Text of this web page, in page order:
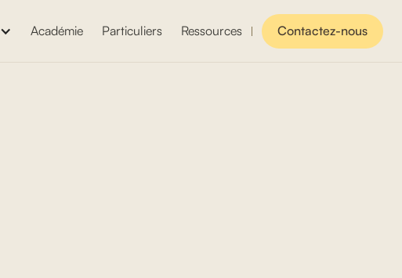
Académie Particuliers Ressources Contactez-nous